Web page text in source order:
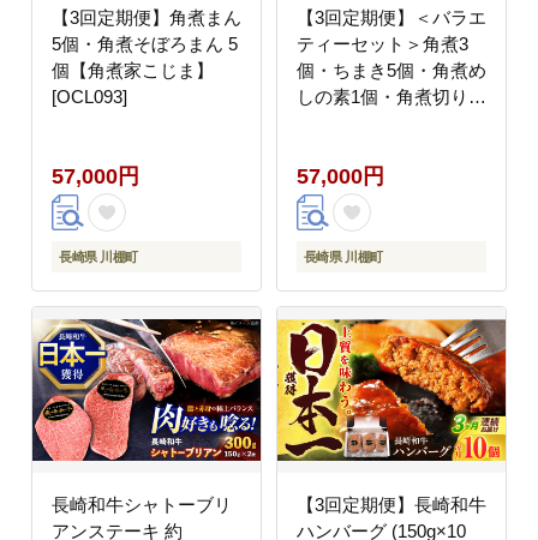
【3回定期便】角煮まん
5個・角煮そぼろまん 5
個【角煮家こじま】
[OCL093]
57,000円
長崎県 川棚町
【3回定期便】＜バラエ
ティーセット＞角煮3
個・ちまき5個・角煮め
しの素1個・角煮切り落
57,000円
長崎県 川棚町
長崎和牛シャトーブリ
アンステーキ 約
【3回定期便】長崎和牛
ハンバーグ (150g×10